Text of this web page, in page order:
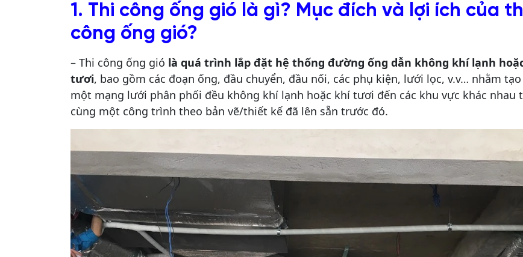
1. Thi công ống gió là gì? Mục đích và lợi ích của
công ống gió?
– Thi công ống gió là quá trình lắp đặt hệ thống đường ống dẫn không khí lạnh
tươi, bao gồm các đoạn ống, đầu chuyển, đầu nối, các phụ kiện, lưới lọc, v.v… nhằm
một mạng lưới phân phối đều không khí lạnh hoặc khí tươi đến các khu vực khác nhau
cùng một công trình theo bản vẽ/thiết kế đã lên sẵn trước đó.